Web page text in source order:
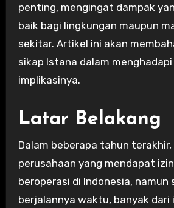
penting, mengingat dampak
baik bagi lingkungan maupun
sekitar. Artikel ini akan
sikap Istana dalam
implikasinya.
Latar Belakang
Dalam beberapa tahun terakhir,
perusahaan yang mendapat
beroperasi di Indonesia, namun
berjalannya waktu, banyak